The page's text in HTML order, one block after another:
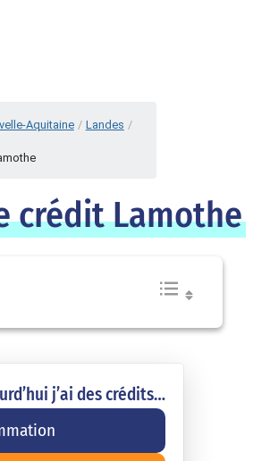
Aquitaine / Landes /
crédit Lamothe
j’ai des crédits…